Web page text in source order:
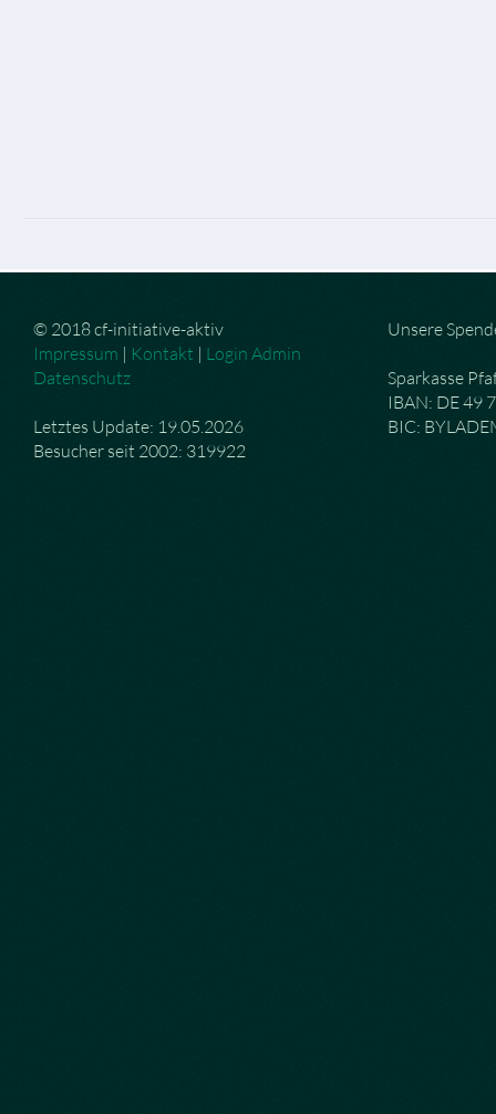
© 2018 cf-initiative-aktiv
Impressum | Kontakt | Login Admin
Datenschutz
Letztes Update: 19.05.2026
Besucher seit 2002: 319922
Unsere
Sparkasse
IBAN: DE 49
BIC: